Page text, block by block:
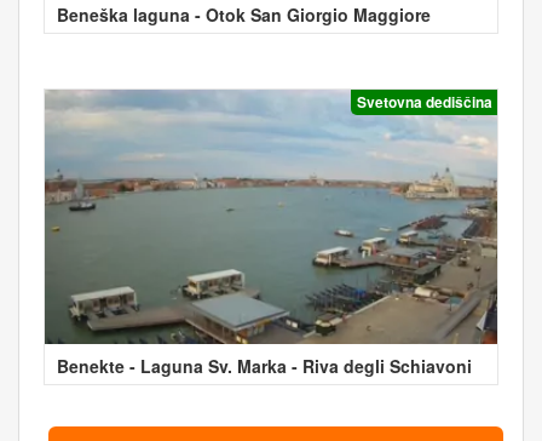
Beneška laguna - Otok San Giorgio Maggiore
Svetovna dediščina
Benekte - Laguna Sv. Marka - Riva degli Schiavoni